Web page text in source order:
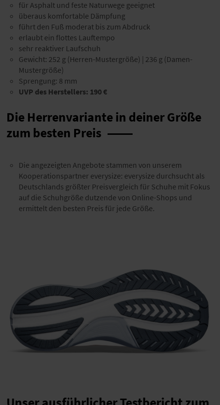
für Asphalt und feste Naturwege geeignet
überaus komfortable Dämpfung
führt den Fuß moderat bis zum Abdruck
erlaubt ein flottes Lauftempo
sehr reaktiver Laufschuh
Gewicht: 252 g (Herren-Mustergröße) | 236 g (Damen-
Mustergröße)
Sprengung: 8 mm
UVP des Herstellers: 190 €
Die Herrenvariante in deiner Größe
zum besten Preis
Die angezeigten Angebote stammen von unserem
Kooperationspartner everysize: everysize durchsucht als
Deutschlands größter Preisvergleich für Schuhe mit Fokus
auf die Schuhgröße dutzende von Online-Shops und
ermittelt den besten Preis für jede Größe.